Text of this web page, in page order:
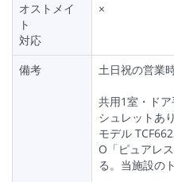
オストメイ
ト
対応
×
備考
土日祝の営業
多目的
共用1室・ド
シュレットあ
モデル
O「ピュアレ
る。当施設の